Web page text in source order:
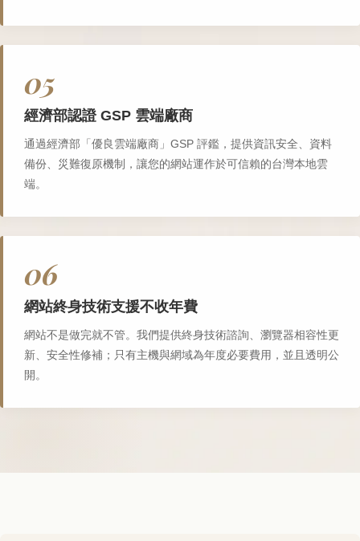
05
經濟部認證 GSP 雲端廠商
通過經濟部「優良雲端廠商」GSP 評鑑，提供資訊安全、資料
備份、災難復原機制，讓您的網站運作於可信賴的台灣本地雲
端。
06
網站終身技術支援不收年費
網站不是做完就不管。我們提供終身技術諮詢、瀏覽器相容性更
新、安全性修補；只有主機與網域為年度必要費用，並且透明公
開。